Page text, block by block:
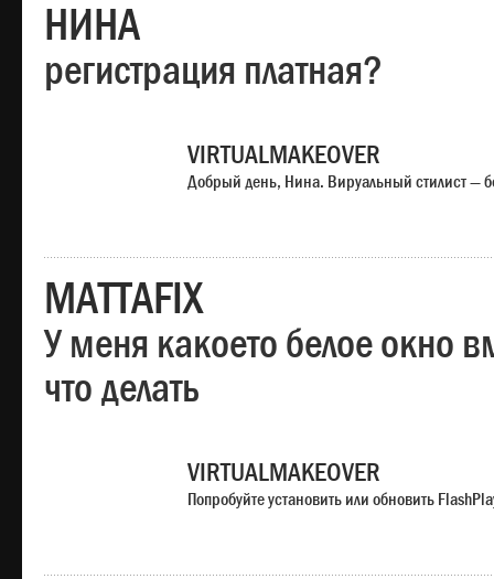
НИНА
регистрация платная?
VIRTUALMAKEOVER
Добрый день, Нина. Вируальный стилист —
MATTAFIX
У меня какоето белое окно
что делать
VIRTUALMAKEOVER
Попробуйте установить или обновить